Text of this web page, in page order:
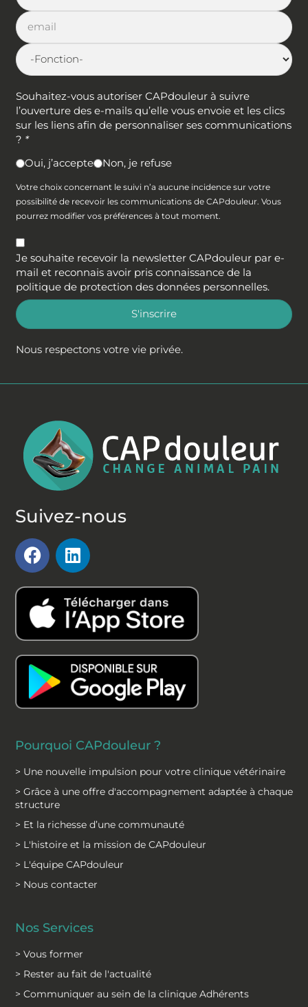
Souhaitez-vous autoriser CAPdouleur à suivre
l’ouverture des e-mails qu’elle vous envoie et les clics
sur les liens afin de personnaliser ses communications
? *
Oui, j’accepte
Non, je refuse
Votre choix concernant le suivi n’a aucune incidence sur votre
possibilité de recevoir les communications de CAPdouleur. Vous
pourrez modifier vos préférences à tout moment.
Je souhaite recevoir la newsletter CAPdouleur par e-
mail et reconnais avoir pris connaissance de la
politique de protection des données personnelles.
S'inscrire
Nous respectons votre vie privée.
Suivez-nous
F
a
b
o
k
L
i
k
e
d
n
Pourquoi CAPdouleur ?
> Une nouvelle impulsion pour votre clinique vétérinaire
> Grâce à une offre d'accompagnement adaptée à chaque
structure
> Et la richesse d’une communauté
> L'histoire et la mission de CAPdouleur
> L'équipe CAPdouleur
> Nous contacter
Nos Services
> Vous former
> Rester au fait de l'actualité
> Communiquer au sein de la clinique Adhérents